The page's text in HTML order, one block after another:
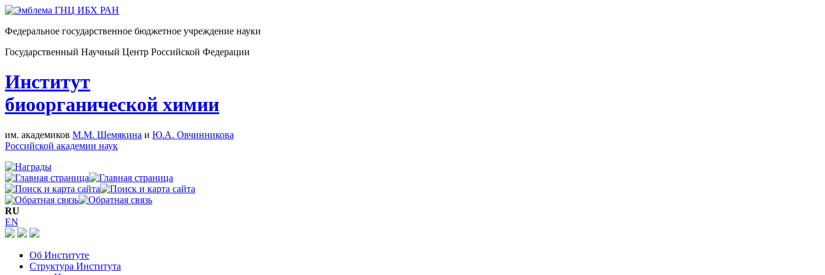
Федеральное государственное бюджетное учреждение науки
Государственный Научный Центр Российской Федерации
Институт
биоорганической химии
им. академиков М.М. Шемякина и Ю.А. Овчинникова
Российской академии наук
RU
EN
Об Институте
Структура Института